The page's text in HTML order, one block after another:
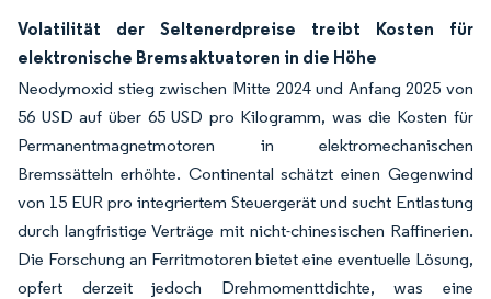
Volatilität der Seltenerdpreise treibt Kosten für
elektronische Bremsaktuatoren in die Höhe
Neodymoxid stieg zwischen Mitte 2024 und Anfang 2025 von
56 USD auf über 65 USD pro Kilogramm, was die Kosten für
Permanentmagnetmotoren in elektromechanischen
Bremssätteln erhöhte. Continental schätzt einen Gegenwind
von 15 EUR pro integriertem Steuergerät und sucht Entlastung
durch langfristige Verträge mit nicht-chinesischen Raffinerien.
Die Forschung an Ferritmotoren bietet eine eventuelle Lösung,
opfert derzeit jedoch Drehmomenttdichte, was eine